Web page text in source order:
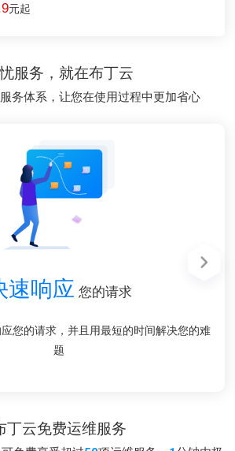
元起
服务，就在布丁云
务体系，让您在使用过程中更加省心
1在线售前售后服务
团队，无论是售前或者售后，只为让您感到
满意
时 内无理由全额退款
品或者服务有任务不满意的,可申请全额退
款
速响应 您的请求
您的请求，并且用最短的时间解决您的难
题
1在线售前售后服务
团队，无论是售前或者售后，只为让您感到
满意
时 内无理由全额退款
品或者服务有任务不满意的,可申请全额退
款
丁云免费运维服务